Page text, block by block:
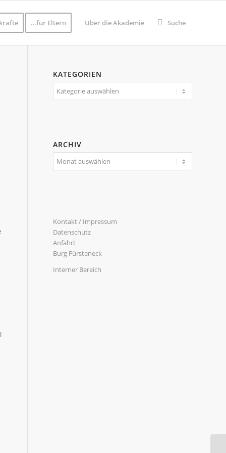
…für Eltern Über die Akademie Suche
KATEGORIEN
Kategorien
ARCHIV
Kontakt / Impressum
Datenschutz
Anfahrt
Burg Fürsteneck
Interner Bereich